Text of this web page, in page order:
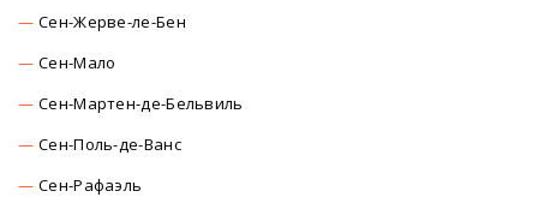
Сен-Жерве-ле-Бен
Сен-Мало
Сен-Мартен-де-Бельвиль
Сен-Поль-де-Ванс
Сен-Рафаэль